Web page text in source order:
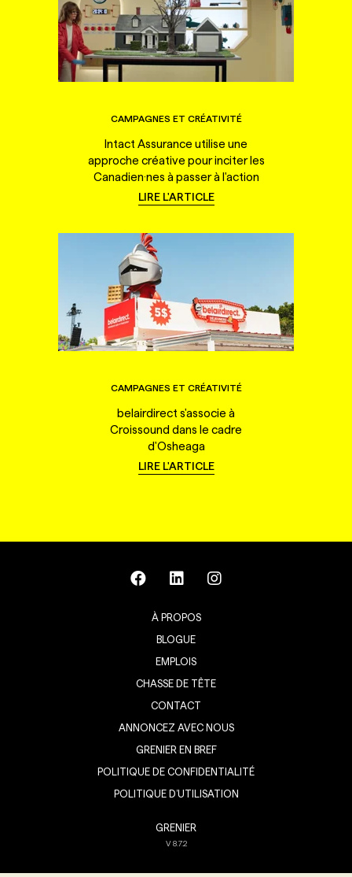
CAMPAGNES ET CRÉATIVITÉ
Intact Assurance utilise une
approche créative pour inciter les
Canadien·nes à passer à l'action
LIRE L'ARTICLE
CAMPAGNES ET CRÉATIVITÉ
belairdirect s'associe à
Croissound dans le cadre
d'Osheaga
LIRE L'ARTICLE
À PROPOS
BLOGUE
EMPLOIS
CHASSE DE TÊTE
CONTACT
ANNONCEZ AVEC NOUS
GRENIER EN BREF
POLITIQUE DE CONFIDENTIALITÉ
POLITIQUE D’UTILISATION
GRENIER
V8.7.2